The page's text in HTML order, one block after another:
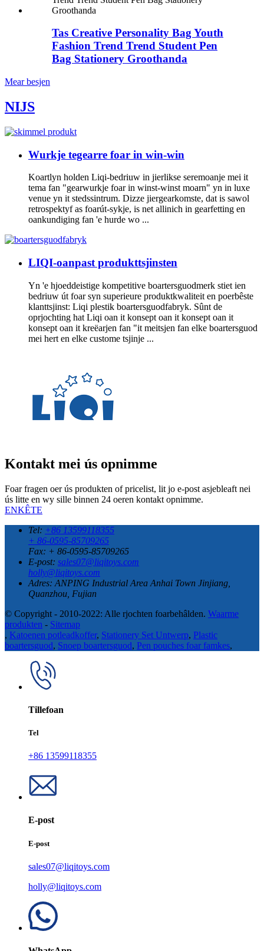
Tas Creative Personality Bag Youth
Fashion Trend Trend Student Pen
Bag Stationery Groothanda
Mear besjen
NIJS
Wurkje tegearre foar in win-win
Koartlyn holden Liqi-bedriuw in jierlikse seremoanje mei it
tema fan "gearwurkje foar in winst-winst moarn" yn in luxe
venue yn it stedssintrum. Dizze jiergearkomste, dat is sawol
retrospektyf as foarút-sykje, is net allinich in gearfetting en
oankundiging fan 'e hurde wo ...
LIQI-oanpast produkttsjinsten
Yn 'e hjoeddeistige kompetitive boartersguodmerk stiet ien
bedriuw út foar syn superieure produktkwaliteit en poerbêste
klanttsjinst: Liqi plestik boartersguodfabryk. Sûnt de
oprjochting hat Liqi oan it konsept oan it konsept oan it
konsept oan it kreëarjen fan "it meitsjen fan elke boartersguod
mei hert en elke custome tsjinje ...
Kontakt mei ús opnimme
Foar fragen oer ús produkten of pricelist, lit jo e-post asjebleaft nei
ús litte en wy sille binnen 24 oeren kontakt opnimme.
ENKÊTE
Tel: +86 13599118355
+ 86-0595-85709265
Fax: + 86-0595-85709265
E-post: sales07@liqitoys.com
holly@liqitoys.com
Adres: ANPING Industrial Area Anhai Town Jinjiang,
Quanzhou, Fujian
© Copyright - 2010-2022: Alle rjochten foarbehâlden. Waarme
produkten - Sitemap
, Katoenen potleadkoffer, Stationery Set Untwerp, Plastic
boartersguod, Snoep boartersguod, Pen pouches foar famkes,
Tillefoan
Tel
+86 13599118355
E-post
E-post
sales07@liqitoys.com
holly@liqitoys.com